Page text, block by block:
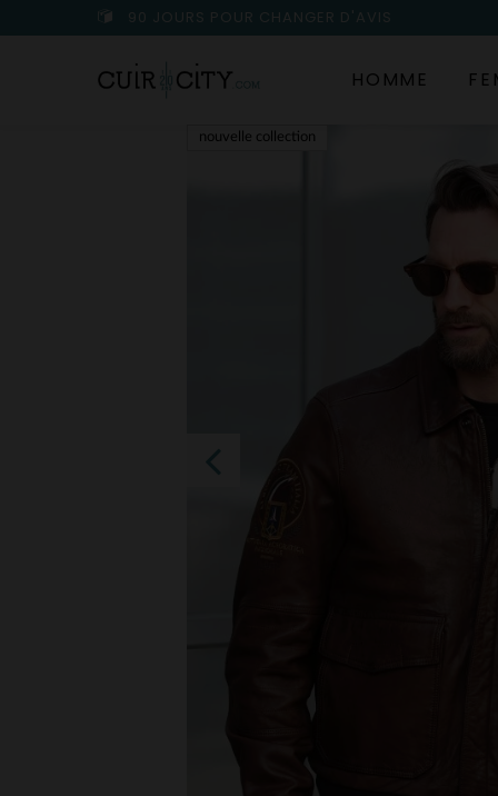
90 JOURS POUR CHANGER D'AVIS
HOMME
nouvelle collection